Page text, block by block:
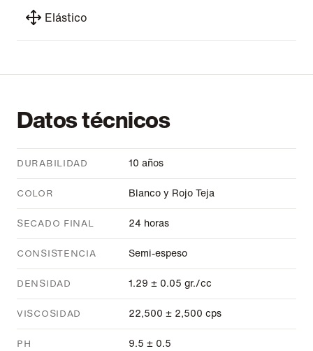
Elástico
Datos técnicos
DURABILIDAD 10 años
COLOR Blanco y Rojo Teja
SECADO FINAL 24 horas
CONSISTENCIA Semi-espeso
DENSIDAD 1.29 ± 0.05 gr./cc
VISCOSIDAD 22,500 ± 2,500 cps
PH 9.5 ± 0.5